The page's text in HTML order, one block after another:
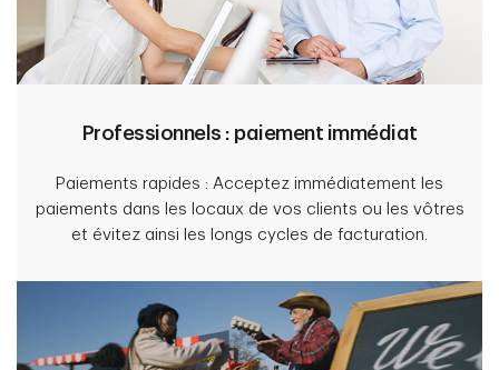
Professionnels : paiement immédiat
Paiements rapides : Acceptez immédiatement les
paiements dans les locaux de vos clients ou les vôtres
et évitez ainsi les longs cycles de facturation.